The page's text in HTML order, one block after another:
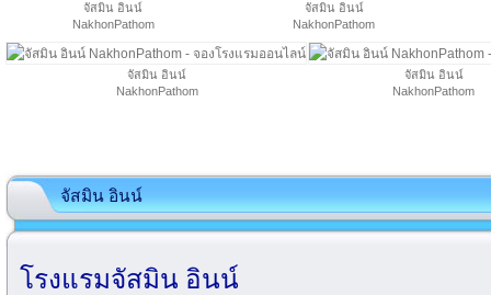
จัสมิน อินน์
NakhonPathom
จัสมิน อินน์
NakhonPathom
จัสมิน อินน์
NakhonPathom
จัสมิน อินน์
NakhonPathom
จัสมิน อินน์
โรงแรมจัสมิน อินน์